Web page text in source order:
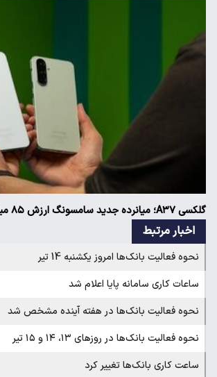
گلکسی A۳۷؛ میانرده جدید سامسونگ ارزش ۸۵ میلیون پول را دارد؟
اخبار مرتبط
نحوه فعالیت بانک‌ها امروز یکشنبه 14 تیر
ساعات کاری سامانه پایا اعلام شد
نحوه فعالیت بانک‌ها در هفته آینده مشخص شد
نحوه فعالیت بانک‌ها در روزهای ۱۳، ۱۴ و ۱۵ تیر
ساعت کاری بانک‌ها تغییر کرد